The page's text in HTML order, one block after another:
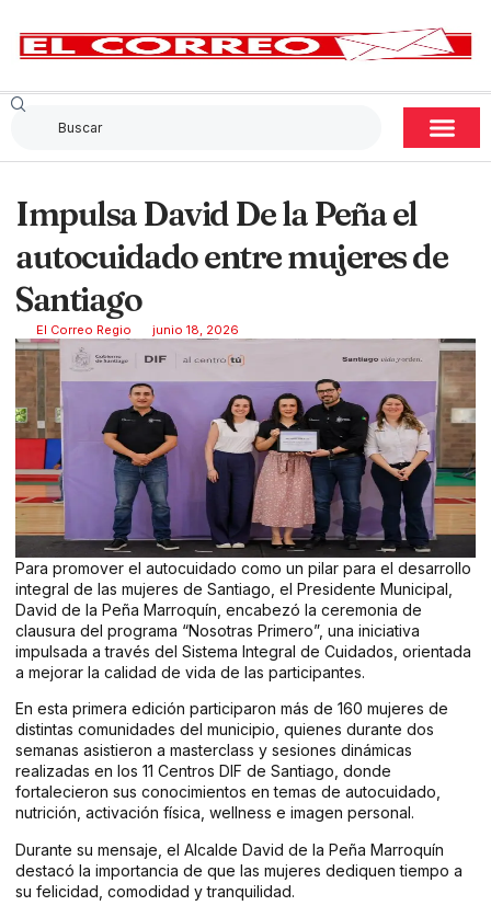
Impulsa David De la Peña el
autocuidado entre mujeres de
Santiago
El Correo Regio junio 18, 2026
Para promover el autocuidado como un pilar para el desarrollo
integral de las mujeres de Santiago, el Presidente Municipal,
David de la Peña Marroquín, encabezó la ceremonia de
clausura del programa “Nosotras Primero”, una iniciativa
impulsada a través del Sistema Integral de Cuidados, orientada
a mejorar la calidad de vida de las participantes.
En esta primera edición participaron más de 160 mujeres de
distintas comunidades del municipio, quienes durante dos
semanas asistieron a masterclass y sesiones dinámicas
realizadas en los 11 Centros DIF de Santiago, donde
fortalecieron sus conocimientos en temas de autocuidado,
nutrición, activación física, wellness e imagen personal.
Durante su mensaje, el Alcalde David de la Peña Marroquín
destacó la importancia de que las mujeres dediquen tiempo a
su felicidad, comodidad y tranquilidad.